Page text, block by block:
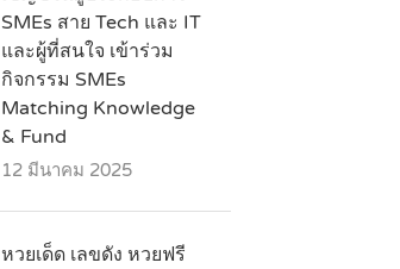
SMEs สาย Tech และ IT
และผู้ที่สนใจ เข้าร่วม
กิจกรรม SMEs
Matching Knowledge
& Fund
12 มีนาคม 2025
หวยเด็ด เลขดัง หวยฟรี